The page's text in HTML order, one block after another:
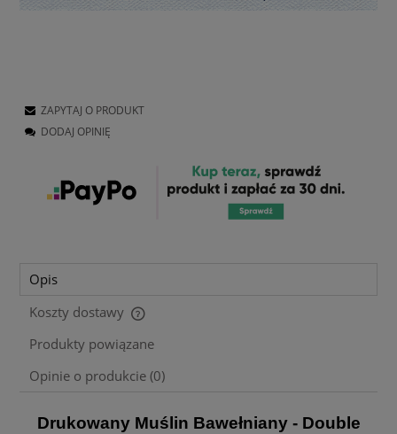
ZAPYTAJ O PRODUKT
DODAJ OPINIĘ
Opis
Koszty dostawy
Cena nie zawiera ewentualnych kosztów płatności
Produkty powiązane
Opinie o produkcie (0)
Drukowany Muślin Bawełniany - Double